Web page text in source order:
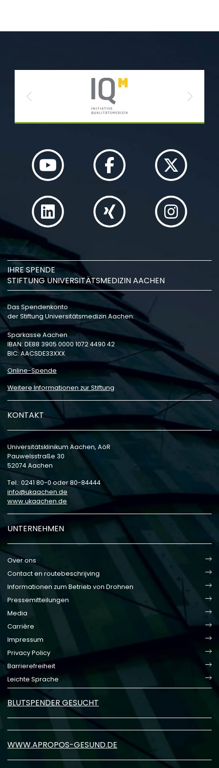
Previous Next
IHRE SPENDE
STIFTUNG UNIVERSITÄTSMEDIZIN AACHEN
Das Spendenkonto
der Stiftung Universitätsmedizin Aachen:
Sparkasse Aachen
IBAN: DE88 3905 0000 1072 4490 42
BIC: AACSDE33XXX
Online-Spende
Weitere Informationen zur Stiftung
KONTAKT
Universitätsklinikum Aachen, AöR
Pauwelsstraße 30
52074 Aachen
Tel.: 0241 80-0 oder 80-84444
info
ukaachen de
www.ukaachen.de
UNTERNEHMEN
Over ons
Contact en routebeschrijving
Informationen zum Betrieb von Drohnen
Pressemitteilungen
Media
Carrière
Impressum
Privacy Policy
Barrierefreiheit
Leichte Sprache
BLUTSPENDER GESUCHT
WWW.APROPOS-GESUND.DE